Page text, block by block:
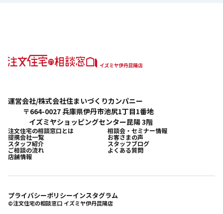
運営会社/株式会社住まいづくりカンパニー
〒664-0027 兵庫県伊丹市池尻1丁目1番地
イズミヤショッピングセンター昆陽 3階
注文住宅の相談窓口とは 相談会・セミナー情報
提携会社一覧 お客さまの声
スタッフ紹介 スタッフブログ
ご相談の流れ よくある質問
店舗情報
©注文住宅の相談窓口 イズミヤ伊丹昆陽店
プライバシーポリシーインスタグラム